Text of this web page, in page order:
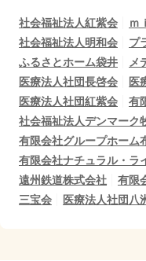
社会福祉法人紅紫会
ｍ
社会福祉法人明和会
プ
ふるさとホーム袋井
メ
医療法人社団長啓会
医
医療法人社団紅紫会
有
社会福祉法人デンマーク
有限会社グループホーム
有限会社ナチュラル・ラ
遠州鉄道株式会社
有限
三宝会
医療法人社団八